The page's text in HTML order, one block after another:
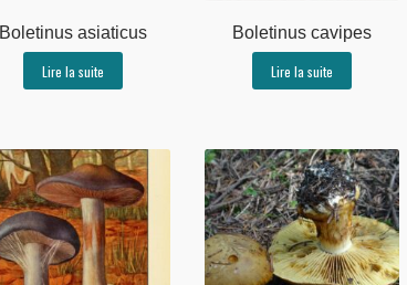
Boletinus asiaticus
Lire la suite
Boletinus cavipes
Lire la suite